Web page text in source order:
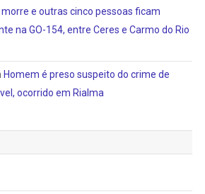
e outras cinco pessoas ficam
na GO-154, entre Ceres e Carmo do Rio
Homem é preso suspeito do crime de
ocorrido em Rialma